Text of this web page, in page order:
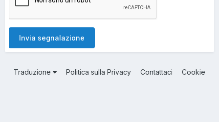
Invia segnalazione
Traduzione Politica sulla Privacy Contattaci Cookie